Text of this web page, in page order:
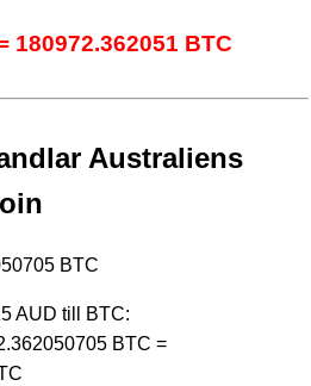
180972.362051 BTC
Australiens
BTC
AUD till BTC:
BTC =